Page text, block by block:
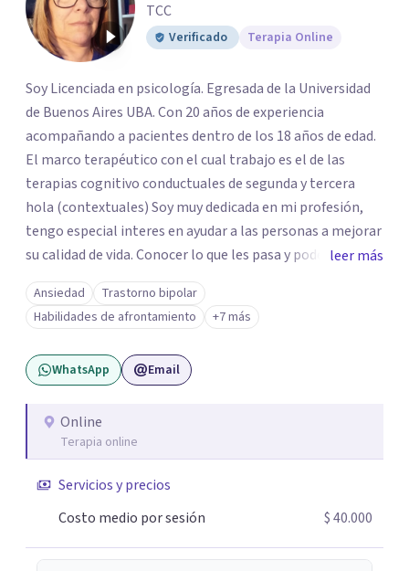
TCC
Verificado Terapia Online
Soy Licenciada en psicología. Egresada de la Universidad
de Buenos Aires UBA. Con 20 años de experiencia
acompañando a pacientes dentro de los 18 años de edad.
El marco terapéutico con el cual trabajo es el de las
terapias cognitivo conductuales de segunda y tercera
hola (contextuales) Soy muy dedicada en mi profesión,
tengo especial interes en ayudar a las personas a mejorar
su calidad de vida. Conocer lo que les pasa y poder trabajar
en ello brindando las herramientas necesarias. Hay
momentos en la vida por los cuales atravezamos por
estados de ansiedad, depresión o estrés, es alli donde no
encontramos o nos parece no tener recursos para
afrontarlos, pareciera que no hay salida. Dentro de esta
es la que ha presentado mayores evidencias epíricas en la
solución de estos cuadros con resultados muy buenos y
acompañarte. Si estás buscando un espacio de
acompañamiento profesional en español, escríbeme y
leer más
Ansiedad
Trastorno bipolar
Habilidades de afrontamiento
+7 más
WhatsApp Email
Online
Terapia online
Servicios y precios
Costo medio por sesión
$ 40.000